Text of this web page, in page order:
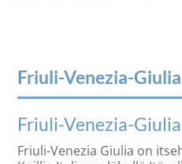
Friuli-Venezia-Giulia
Friuli-Venezia-
Friuli-Venezia Giulia on